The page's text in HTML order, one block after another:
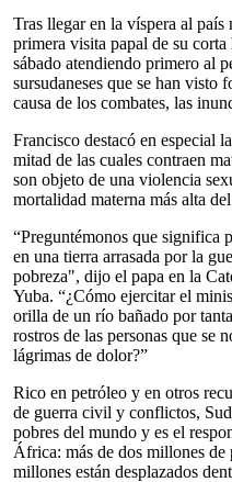
Tras llegar en la víspera al
primera visita papal de su
sábado atendiendo primero al
sursudaneses que se han visto
causa de los combates, las
Francisco destacó en especial
mitad de las cuales contraen
son objeto de una violencia
mortalidad materna más alta
“Preguntémonos que significa
en una tierra arrasada por la
pobreza", dijo el papa en la
Yuba. “¿Cómo ejercitar el
orilla de un río bañado por
rostros de las personas que se
lágrimas de dolor?”
Rico en petróleo y en otros
de guerra civil y conflictos,
pobres del mundo y es el
África: más de dos millones de
millones están desplazados